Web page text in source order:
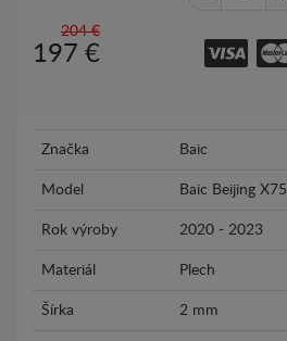
204 €
197 €
Značka Baic
Model Baic Beijing X75
Rok výroby 2020 - 2023
Materiál Plech
Šírka 2 mm